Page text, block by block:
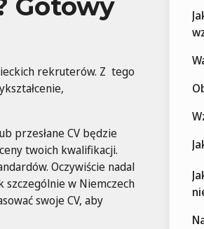
Gotowy
rekruterów. Z tego
przesłane CV będzie
twoich kwalifikacji.
Oczywiście nadal
szczególnie w Niemczech
swoje CV, aby